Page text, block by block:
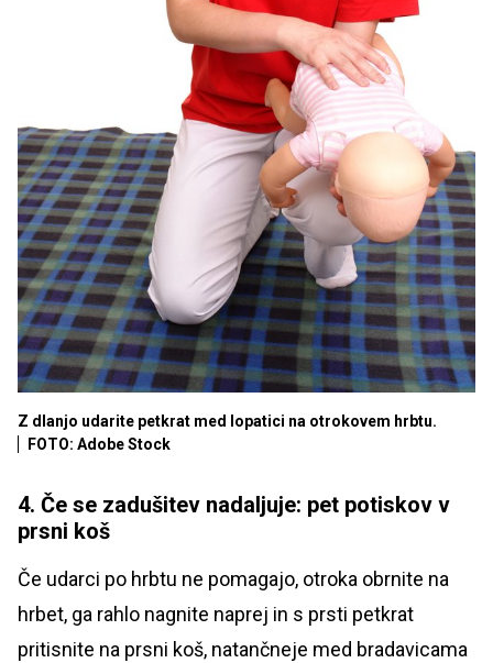
Z dlanjo udarite petkrat med lopatici na otrokovem hrbtu.
FOTO: Adobe Stock
4. Če se zadušitev nadaljuje: pet potiskov v
prsni koš
Če udarci po hrbtu ne pomagajo, otroka obrnite na
hrbet, ga rahlo nagnite naprej in s prsti petkrat
pritisnite na prsni koš, natančneje med bradavicama